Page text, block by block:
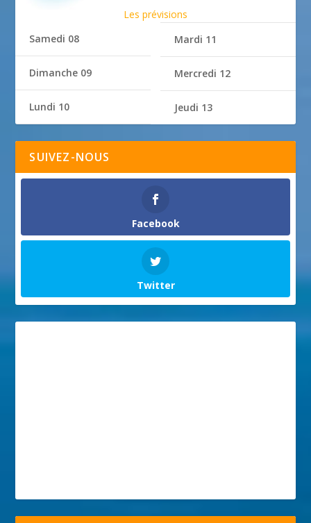
Les prévisions
Samedi 08
Dimanche 09
Lundi 10
Mardi 11
Mercredi 12
Jeudi 13
SUIVEZ-NOUS
Facebook
Twitter